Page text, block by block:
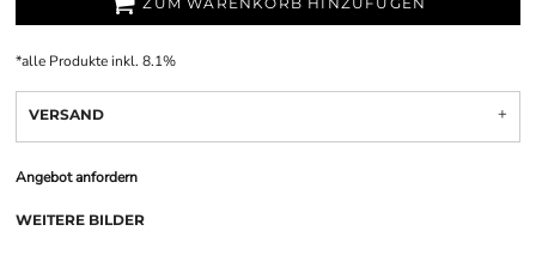
*alle Produkte inkl. 8.1%
VERSAND
Angebot anfordern
WEITERE BILDER